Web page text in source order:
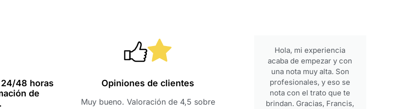
24/48 horas
de
Opiniones de clientes
Muy bueno. Valoración de 4,5 sobre
Hola, mi experiencia
acaba de empezar y con
una nota muy alta. Son
profesionales, y eso se
nota con el trato que te
brindan. Gracias, Francis,